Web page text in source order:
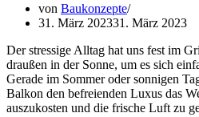
von Baukonzepte
31. März 202331. März 2023
Der stressige Alltag hat uns fest im
draußen in der Sonne, um es sich
Gerade im Sommer oder sonnigen
Balkon den befreienden Luxus das
auszukosten und die frische Luft zu